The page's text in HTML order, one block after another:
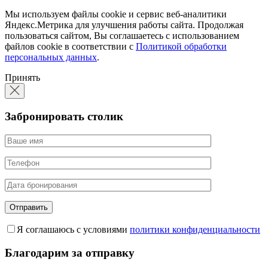
Мы используем файлы cookie и сервис веб-аналитики
Яндекс.Метрика для улучшения работы сайта. Продолжая
пользоваться сайтом, Вы соглашаетесь с использованием
файлов cookie в соответствии с Политикой обработки
персональных данных.
Принять
Забронировать столик
Я соглашаюсь с условиями политики конфиденциальности
Благодарим за отправку